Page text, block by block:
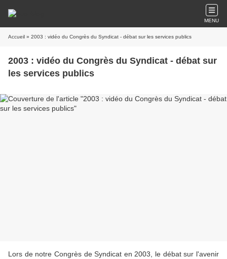
MENU
Accueil » 2003 : vidéo du Congrès du Syndicat - débat sur les services publics
2003 : vidéo du Congrès du Syndicat - débat sur
les services publics
Lors de notre Congrès de Syndicat en 2003, le débat sur l'avenir